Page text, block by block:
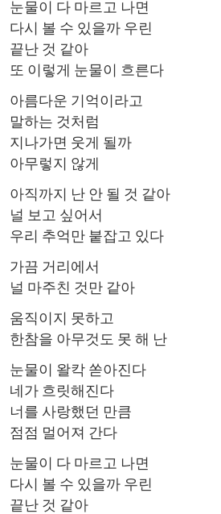
눈물이 다 마르고 나면
다시 볼 수 있을까 우린
끝난 것 같아
또 이렇게 눈물이 흐른다
아름다운 기억이라고
말하는 것처럼
지나가면 웃게 될까
아무렇지 않게
아직까지 난 안 될 것 같아
널 보고 싶어서
우리 추억만 붙잡고 있다
가끔 거리에서
널 마주친 것만 같아
움직이지 못하고
한참을 아무것도 못 해 난
눈물이 왈칵 쏟아진다
네가 흐릿해진다
너를 사랑했던 만큼
점점 멀어져 간다
눈물이 다 마르고 나면
다시 볼 수 있을까 우린
끝난 것 같아